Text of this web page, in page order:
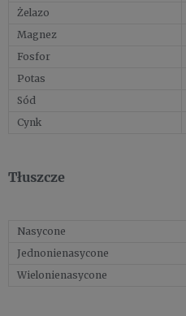
Żelazo
Magnez
Fosfor
Potas
Sód
Cynk
Tłuszcze
Nasycone
Jednonienasycone
Wielonienasycone